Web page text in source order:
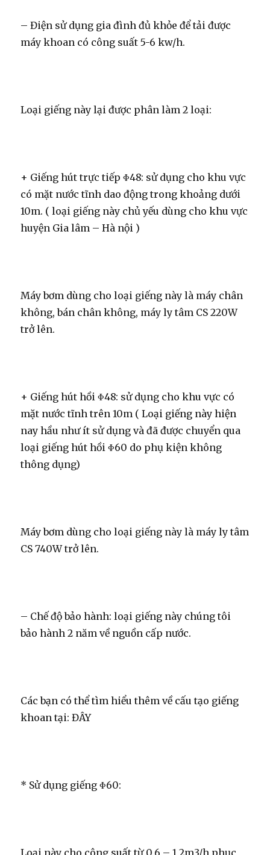
– Điện sử dụng gia đình đủ khỏe để tải được
máy khoan có công suất 5-6 kw/h.
Loại giếng này lại được phân làm 2 loại:
+ Giếng hút trực tiếp Φ48: sử dụng cho khu vực
có mặt nước tĩnh dao động trong khoảng dưới
10m. ( loại giếng này chủ yếu dùng cho khu vực
huyện Gia lâm – Hà nội )
Máy bơm dùng cho loại giếng này là máy chân
không, bán chân không, máy ly tâm CS 220W
trở lên.
+ Giếng hút hồi Φ48: sử dụng cho khu vực có
mặt nước tĩnh trên 10m ( Loại giếng này hiện
nay hầu như ít sử dụng và đã được chuyển qua
loại giếng hút hồi Φ60 do phụ kiện không
thông dụng)
Máy bơm dùng cho loại giếng này là máy ly tâm
CS 740W trở lên.
– Chế độ bảo hành: loại giếng này chúng tôi
bảo hành 2 năm về nguồn cấp nước.
Các bạn có thể tìm hiểu thêm về cấu tạo giếng
khoan tại: ĐÂY
* Sử dụng giếng Φ60:
Loại này cho công suất từ 0,6 – 1,2m3/h phục